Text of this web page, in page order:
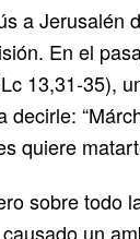
a Jerusalén
En el
13,31-35),
decirle:
quiere
sobre todo
un